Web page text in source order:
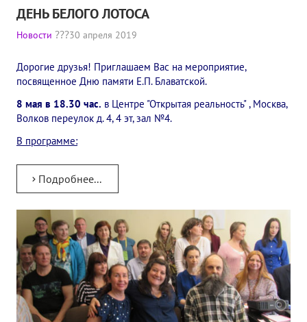
🌟 Детский проект «БЕЛЫЕ ЯГУАРЫ»
✔️ Заказать мероприятие
✔️ Заказать Семинар
✔️ Заказать книги/журналы
Международный научно-исследовательский Центр, им. Е.П.
Международное теософское издательство «Альбатрос»
Межрегиональные теософские семинары России. Теософский
Международный художественный Конкурс, посвященный
Международный поэтический Конкурс «Елене Петровне
Международный музыкальный Конкурс, посвященный Елене
Выставка «Книжная экспедиция»
ДЕНЬ БЕЛОГО ЛОТОСА
Новости 30 апреля 2019
Дорогие друзья! Приглашаем Вас на мероприятие,
посвященное Дню памяти Е.П. Блаватской.
8 мая в 18.30 час. в Центре "Открытая реальность" , Москва,
Волков переулок д. 4, 4 эт, зал №4.
В программе:
Подробнее...